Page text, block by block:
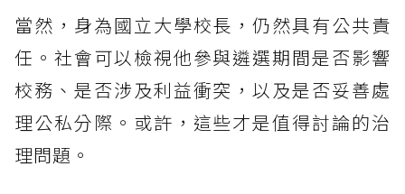
當然，身為國立大學校長，仍然具有公共責
任。社會可以檢視他參與遴選期間是否影響
校務、是否涉及利益衝突，以及是否妥善處
理公私分際。或許，這些才是值得討論的治
理問題。